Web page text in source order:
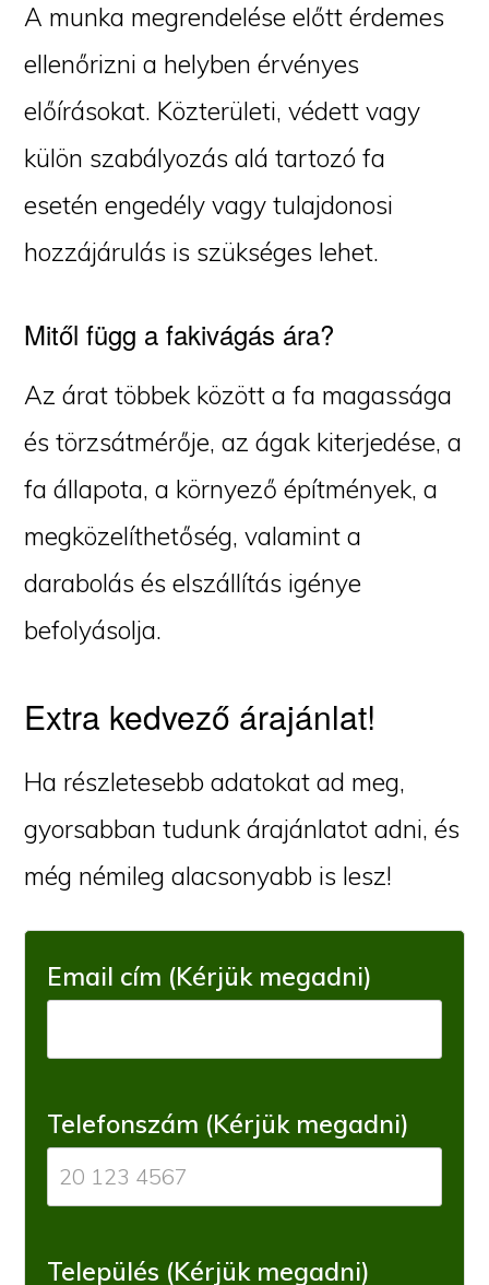
A munka megrendelése előtt érdemes
ellenőrizni a helyben érvényes
előírásokat. Közterületi, védett vagy
külön szabályozás alá tartozó fa
esetén engedély vagy tulajdonosi
hozzájárulás is szükséges lehet.
Mitől függ a fakivágás ára?
Az árat többek között a fa magassága
és törzsátmérője, az ágak kiterjedése, a
fa állapota, a környező építmények, a
megközelíthetőség, valamint a
darabolás és elszállítás igénye
befolyásolja.
Extra kedvező árajánlat!
Ha részletesebb adatokat ad meg,
gyorsabban tudunk árajánlatot adni, és
még némileg alacsonyabb is lesz!
Email cím (Kérjük megadni)
Telefonszám (Kérjük megadni)
Település (Kérjük megadni)